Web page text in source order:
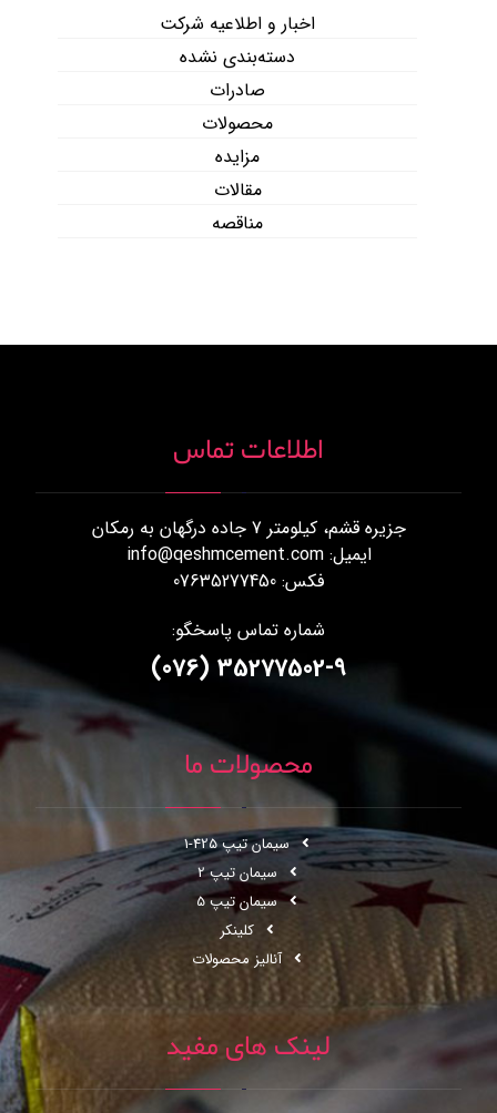
اخبار و اطلاعیه شرکت
دسته‌بندی نشده
صادرات
محصولات
مزایده
مقالات
مناقصه
اطلاعات تماس
جزیره قشم، کیلومتر 7 جاده درگهان به رمکان
ایمیل: info@qeshmcement.com
فکس: 07635277450
شماره تماس پاسخگو:
35277502-9 (076)
محصولات ما
سیمان تیپ 425-1
سیمان تیپ 2
سیمان تیپ 5
کلینکر
آنالیز محصولات
لینک های مفید